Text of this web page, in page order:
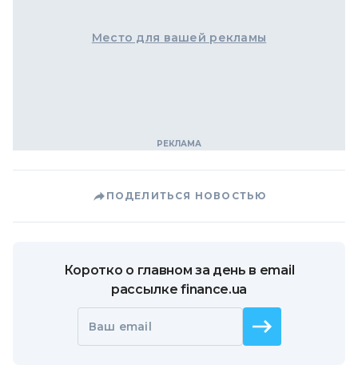
Место для вашей рекламы
ПОДЕЛИТЬСЯ НОВОСТЬЮ
Коротко о главном за день в email
рассылке finance.ua
Ваш email